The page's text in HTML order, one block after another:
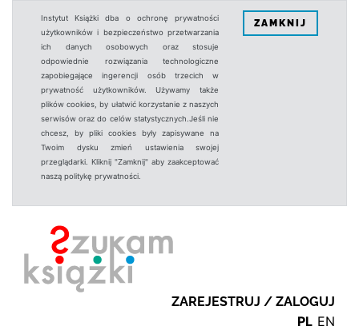
Instytut Książki dba o ochronę prywatności
użytkowników i bezpieczeństwo przetwarzania
ich danych osobowych oraz stosuje
odpowiednie rozwiązania technologiczne
zapobiegające ingerencji osób trzecich w
prywatność użytkowników. Używamy także
plików cookies, by ułatwić korzystanie z naszych
serwisów oraz do celów statystycznych.Jeśli nie
chcesz, by pliki cookies były zapisywane na
Twoim dysku zmień ustawienia swojej
przeglądarki. Kliknij "Zamknij" aby zaakceptować
naszą politykę prywatności.
ZAMKNIJ
ZAREJESTRUJ / ZALOGUJ
PL EN